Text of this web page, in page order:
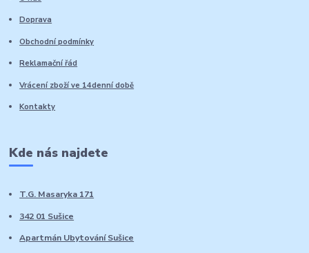
Doprava
Obchodní podmínky
Reklamační řád
Vrácení zboží ve 14denní době
Kontakty
Kde nás najdete
T.G. Masaryka 171
342 01 Sušice
Apartmán Ubytování Sušice